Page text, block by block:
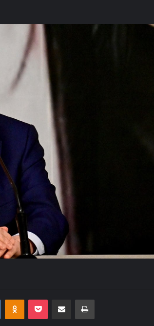
VKontakteOdnoklassniki
Pocket E-Posta ile paylaş Yazdır